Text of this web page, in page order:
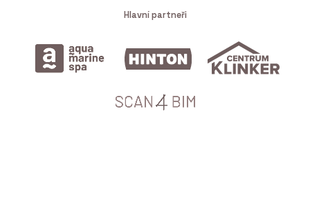
Hlavní partneři